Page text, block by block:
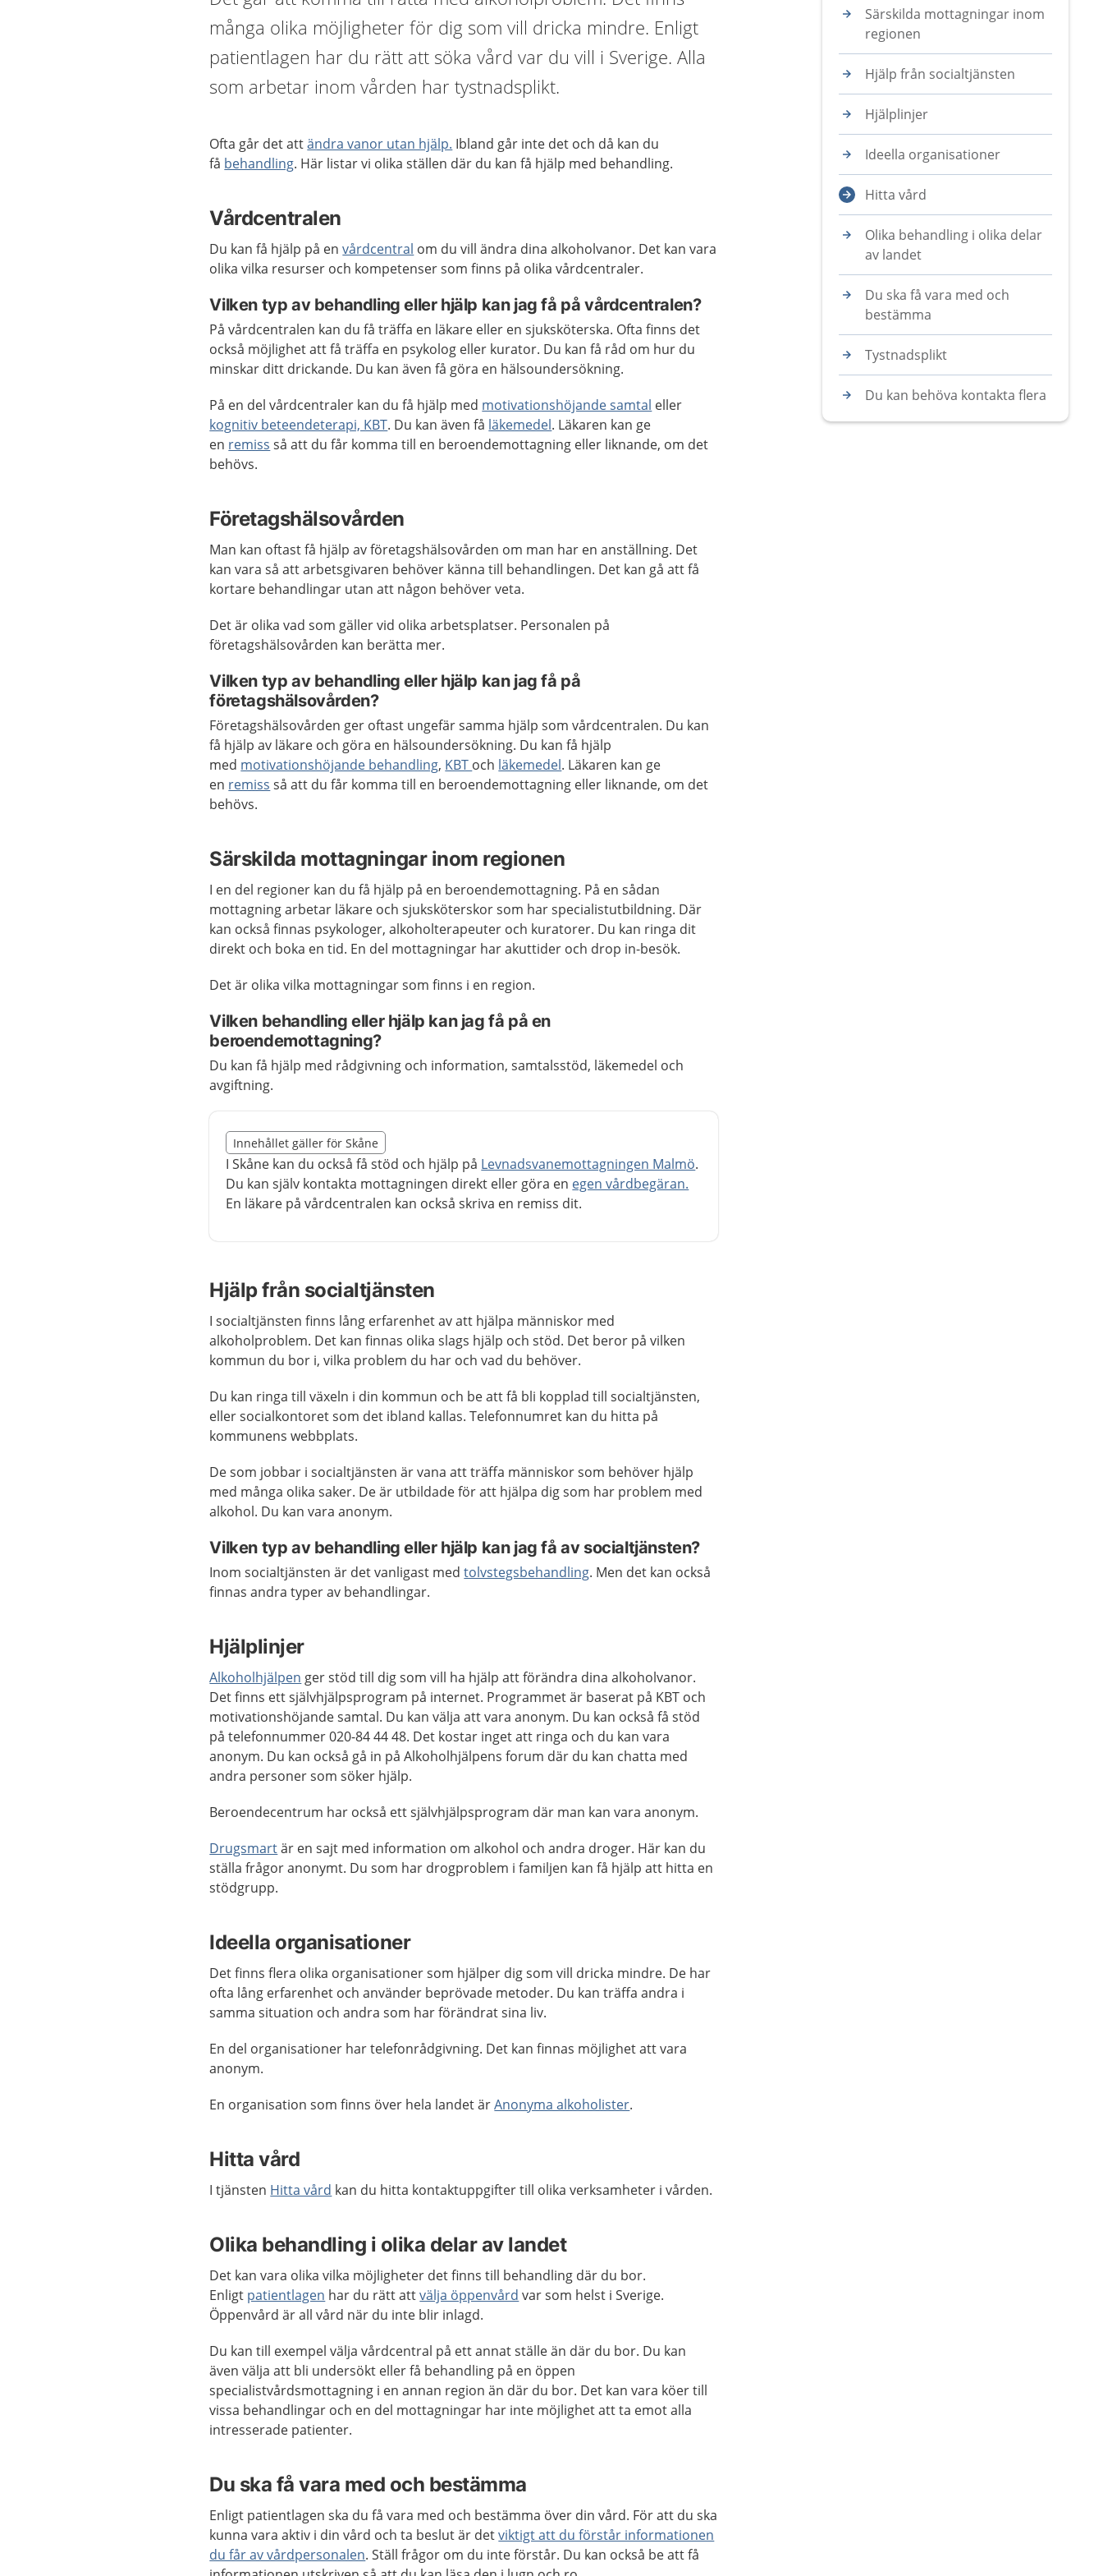
många olika möjligheter för dig som vill dricka mindre. Enligt
patientlagen har du rätt att söka vård var du vill i Sverige. Alla
som arbetar inom vården har tystnadsplikt.
Ofta går det attändra vanor utan hjälp. Ibland går inte det och då kan du
få behandling. Här listar vi olika ställen där du kan få hjälp med behandling.
Vårdcentralen
Du kan få hjälp på envårdcentral om du vill ändra dina alkoholvanor. Det kan vara
olika vilka resurser och kompetenser som finns på olika vårdcentraler.
Vilken typ av behandling eller hjälp kan jag få på vårdcentralen?
På vårdcentralen kan du få träffa en läkare eller en sjuksköterska. Ofta finns det
också möjlighet att få träffa en psykolog eller kurator. Du kan få råd om hur du
minskar ditt drickande. Du kan även få göra en hälsoundersökning.
På en del vårdcentraler kan du få hjälp med motivationshöjande samtal eller
kognitiv beteendeterapi, KBT. Du kan även få läkemedel. Läkaren kan ge
en remiss så att du får komma till en beroendemottagning eller liknande, om det
behövs.
Företagshälsovården
Man kan oftast få hjälp av företagshälsovården om man har en anställning. Det
kan vara så att arbetsgivaren behöver känna till behandlingen. Det kan gå att få
kortare behandlingar utan att någon behöver veta.
Det är olika vad som gäller vid olika arbetsplatser. Personalen på
företagshälsovården kan berätta mer.
Vilken typ av behandling eller hjälp kan jag få på
företagshälsovården?
Företagshälsovården ger oftast ungefär samma hjälp som vårdcentralen. Du kan
få hjälp av läkare och göra en hälsoundersökning. Du kan få hjälp
med motivationshöjande behandling, KBT och läkemedel. Läkaren kan ge
en remiss så att du får komma till en beroendemottagning eller liknande, om det
behövs.
Särskilda mottagningar inom regionen
I en del regioner kan du få hjälp på en beroendemottagning. På en sådan
mottagning arbetar läkare och sjuksköterskor som har specialistutbildning. Där
kan också finnas psykologer, alkoholterapeuter och kuratorer. Du kan ringa dit
direkt och boka en tid. En del mottagningar har akuttider och drop in-besök.
Det är olika vilka mottagningar som finns i en region.
Vilken behandling eller hjälp kan jag få på en
beroendemottagning?
Du kan få hjälp med rådgivning och information, samtalsstöd, läkemedel och
avgiftning.
Nedan innehåll gäller region Skåne
Innehållet gäller för Skåne
I Skåne kan du också få stöd och hjälp på Levnadsvanemottagningen Malmö.
Du kan själv kontakta mottagningen direkt eller göra en egen vårdbegäran.
En läkare på vårdcentralen kan också skriva en remiss dit.
Slut på det regionala tillägget från region Skåne
Hjälp från socialtjänsten
I socialtjänsten finns lång erfarenhet av att hjälpa människor med
alkoholproblem. Det kan finnas olika slags hjälp och stöd. Det beror på vilken
kommun du bor i, vilka problem du har och vad du behöver.
Du kan ringa till växeln i din kommun och be att få bli kopplad till socialtjänsten,
eller socialkontoret som det ibland kallas. Telefonnumret kan du hitta på
kommunens webbplats.
De som jobbar i socialtjänsten är vana att träffa människor som behöver hjälp
med många olika saker. De är utbildade för att hjälpa dig som har problem med
alkohol. Du kan vara anonym.
Vilken typ av behandling eller hjälp kan jag få av socialtjänsten?
Inom socialtjänsten är det vanligast medtolvstegsbehandling. Men det kan också
finnas andra typer av behandlingar.
Hjälplinjer
Alkoholhjälpen ger stöd till dig som vill ha hjälp att förändra dina alkoholvanor.
Det finns ett självhjälpsprogram på internet. Programmet är baserat på KBT och
motivationshöjande samtal. Du kan välja att vara anonym. Du kan också få stöd
på telefonnummer 020-84 44 48. Det kostar inget att ringa och du kan vara
anonym. Du kan också gå in på Alkoholhjälpens forum där du kan chatta med
andra personer som söker hjälp.
Beroendecentrum har också ett självhjälpsprogram där man kan vara anonym.
Drugsmartär en sajt med information om alkohol och andra droger. Här kan du
ställa frågor anonymt. Du som har drogproblem i familjen kan få hjälp att hitta en
stödgrupp.
Ideella organisationer
Det finns flera olika organisationer som hjälper dig som vill dricka mindre. De har
ofta lång erfarenhet och använder beprövade metoder. Du kan träffa andra i
samma situation och andra som har förändrat sina liv.
En del organisationer har telefonrådgivning. Det kan finnas möjlighet att vara
anonym.
En organisation som finns över hela landet ärAnonyma alkoholister.
Hitta vård
I tjänsten Hitta vård kan du hitta kontaktuppgifter till olika verksamheter i vården.
Olika behandling i olika delar av landet
Det kan vara olika vilka möjligheter det finns till behandling där du bor.
Enligt patientlagen har du rätt attvälja öppenvård var som helst i Sverige.
Öppenvård är all vård när du inte blir inlagd.
Du kan till exempel välja vårdcentral på ett annat ställe än där du bor. Du kan
även välja att bli undersökt eller få behandling på en öppen
specialistvårdsmottagning i en annan region än där du bor. Det kan vara köer till
vissa behandlingar och en del mottagningar har inte möjlighet att ta emot alla
intresserade patienter.
Du ska få vara med och bestämma
Enligt patientlagen ska du få vara med och bestämma över din vård. För att du ska
kunna vara aktiv i din vård och ta beslut är detviktigt att du förstår informationen
du får av vårdpersonalen. Ställ frågor om du inte förstår. Du kan också be att få
Särskilda mottagningar inom
regionen
Hjälp från socialtjänsten
Hjälplinjer
Ideella organisationer
Hitta vård
Olika behandling i olika delar
av landet
Du ska få vara med och
bestämma
Tystnadsplikt
Du kan behöva kontakta flera